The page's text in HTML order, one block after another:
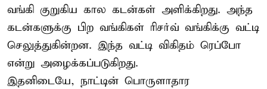
வங்கி குறுகிய கால கடன்கள் அளிக்கிறது. அந்த
கடன்களுக்கு பிற வங்கிகள் ரிசர்வ் வங்கிக்கு வட்டி
செலுத்துகின்றன. இந்த வட்டி விகிதம் ரெப்போ
என்று அழைக்கப்படுகிறது.
இதனிடையே, நாட்டின் பொருளாதார